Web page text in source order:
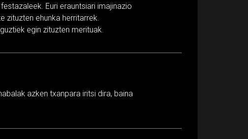
Euri erauntsiari imajinazio
zituzten ehunka herritarrek.
egin zituzten merituak.
azken txanpara iritsi dira, baina